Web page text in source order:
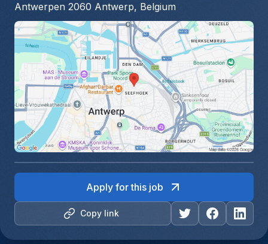
Antwerpen 2060 Antwerp, Belgium
Copy link
Apply for this job